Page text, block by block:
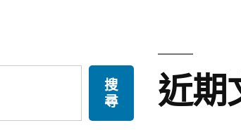
搜
尋
近期